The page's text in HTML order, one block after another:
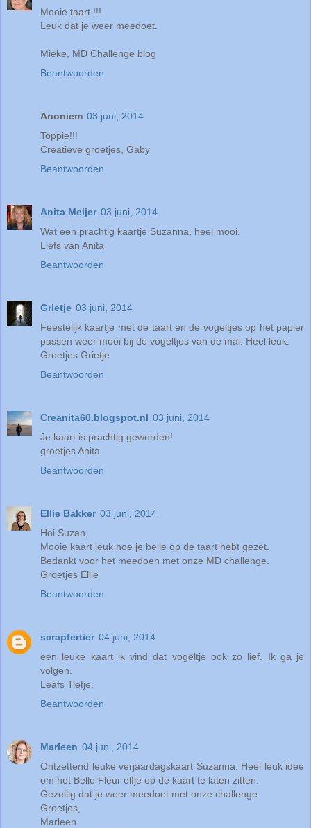
Mooie taart !!!
Leuk dat je weer meedoet.
Mieke, MD Challenge blog
Beantwoorden
Anoniem 03 juni, 2014
Toppie!!!
Creatieve groetjes, Gaby
Beantwoorden
Anita Meijer 03 juni, 2014
Wat een prachtig kaartje Suzanna, heel mooi.
Liefs van Anita
Beantwoorden
Grietje 03 juni, 2014
Feestelijk kaartje met de taart en de vogeltjes op het papier
passen weer mooi bij de vogeltjes van de mal. Heel leuk.
Groetjes Grietje
Beantwoorden
Creanita60.blogspot.nl 03 juni, 2014
Je kaart is prachtig geworden!
groetjes Anita
Beantwoorden
Ellie Bakker 03 juni, 2014
Hoi Suzan,
Mooie kaart leuk hoe je belle op de taart hebt gezet.
Bedankt voor het meedoen met onze MD challenge.
Groetjes Ellie
Beantwoorden
scrapfertier 04 juni, 2014
een leuke kaart ik vind dat vogeltje ook zo lief. Ik ga je
volgen.
Leafs Tietje.
Beantwoorden
Marleen 04 juni, 2014
Ontzettend leuke verjaardagskaart Suzanna. Heel leuk idee
om het Belle Fleur elfje op de kaart te laten zitten.
Gezellig dat je weer meedoet met onze challenge.
Groetjes,
Marleen